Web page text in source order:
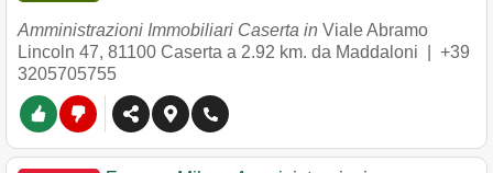
Amministrazioni Immobiliari Caserta in Viale Abramo
Lincoln 47, 81100 Caserta a 2.92 km. da Maddaloni | +39
3205705755